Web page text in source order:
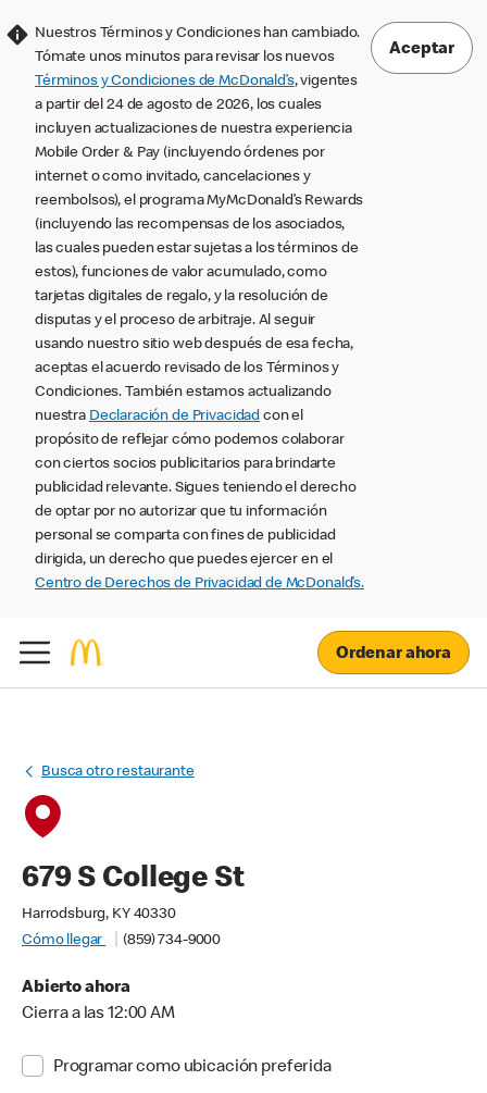
Nuestros Términos y Condiciones han cambiado.
Tómate unos minutos para revisar los nuevos
Términos y Condiciones de McDonald’s, vigentes
a partir del 24 de agosto de 2026, los cuales
incluyen actualizaciones de nuestra experiencia
Mobile Order & Pay (incluyendo órdenes por
internet o como invitado, cancelaciones y
reembolsos), el programa MyMcDonald’s Rewards
(incluyendo las recompensas de los asociados,
las cuales pueden estar sujetas a los términos de
estos), funciones de valor acumulado, como
tarjetas digitales de regalo, y la resolución de
disputas y el proceso de arbitraje. Al seguir
usando nuestro sitio web después de esa fecha,
aceptas el acuerdo revisado de los Términos y
Condiciones. También estamos actualizando
nuestra Declaración de Privacidad con el
propósito de reflejar cómo podemos colaborar
con ciertos socios publicitarios para brindarte
publicidad relevante. Sigues teniendo el derecho
de optar por no autorizar que tu información
personal se comparta con fines de publicidad
dirigida, un derecho que puedes ejercer en el
Centro de Derechos de Privacidad de McDonald’s.
Aceptar
Ordenar ahora
Busca otro restaurante
679 S College St
Harrodsburg, KY 40330
Cómo llegar
(859) 734-9000
Abierto ahora
Cierra a las 12:00 AM
Programar como ubicación preferida